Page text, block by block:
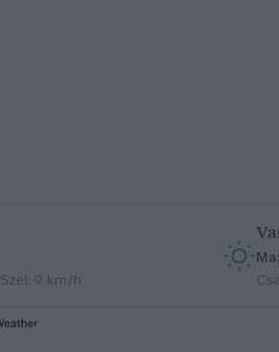
Szél: 9 km/h